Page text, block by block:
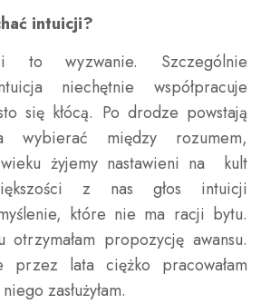
intuicji?
to wyzwanie. Szczególnie
niechętnie współpracuje
się kłócą. Po drodze powstają
wybierać między rozumem,
żyjemy nastawieni na kult
z nas głos intuicji
które nie ma racji bytu.
otrzymałam propozycję awansu.
lata ciężko pracowałam
zasłużyłam.